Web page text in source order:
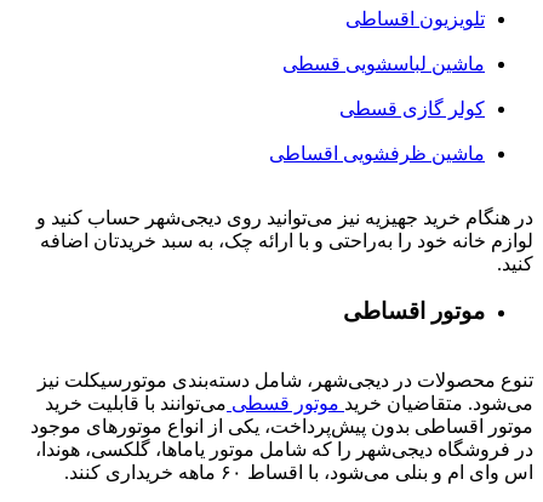
تلویزیون اقساطی
ماشین لباسشویی قسطی
کولر گازی قسطی
ماشین ظرفشویی اقساطی
در هنگام خرید جهیزیه نیز می‌توانید روی دیجی‌شهر حساب کنید و
لوازم خانه خود را به‌راحتی و با ارائه چک، به سبد خریدتان اضافه
کنید.
موتور اقساطی
تنوع محصولات در دیجی‌شهر، شامل دسته‌بندی موتورسیکلت نیز
می‌شود. متقاضیان خرید موتور قسطی می‌توانند با قابلیت خرید
موتور اقساطی بدون پیش‌پرداخت، یکی از انواع موتورهای موجود
در فروشگاه دیجی‌شهر را که شامل موتور یاماها، گلکسی، هوندا،
اس وای ام و بنلی می‌شود، با اقساط ۶۰ ماهه خریداری کنند.